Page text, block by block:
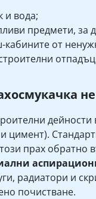
и вода;
предмети, за
от
не
дейности
цимент).
прах обратно
радиатори и
почистване.